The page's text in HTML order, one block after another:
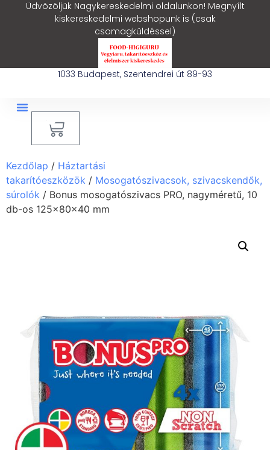
Üdvözöljük Nagykereskedelmi oldalunkon! Megnyílt
kiskereskedelmi webshopunk is (csak
csomagküldéssel)
1033 Budapest, Szentendrei út 89-93
Kezdőlap / Háztartási
takarítóeszközök / Mosogatószivacsok, szivacskendők,
súrolók / Bonus mosogatószivacs PRO, nagyméretű, 10
db-os 125x80x40 mm